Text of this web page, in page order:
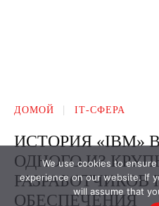
We use cookies to
experience on our website. If
will assume that